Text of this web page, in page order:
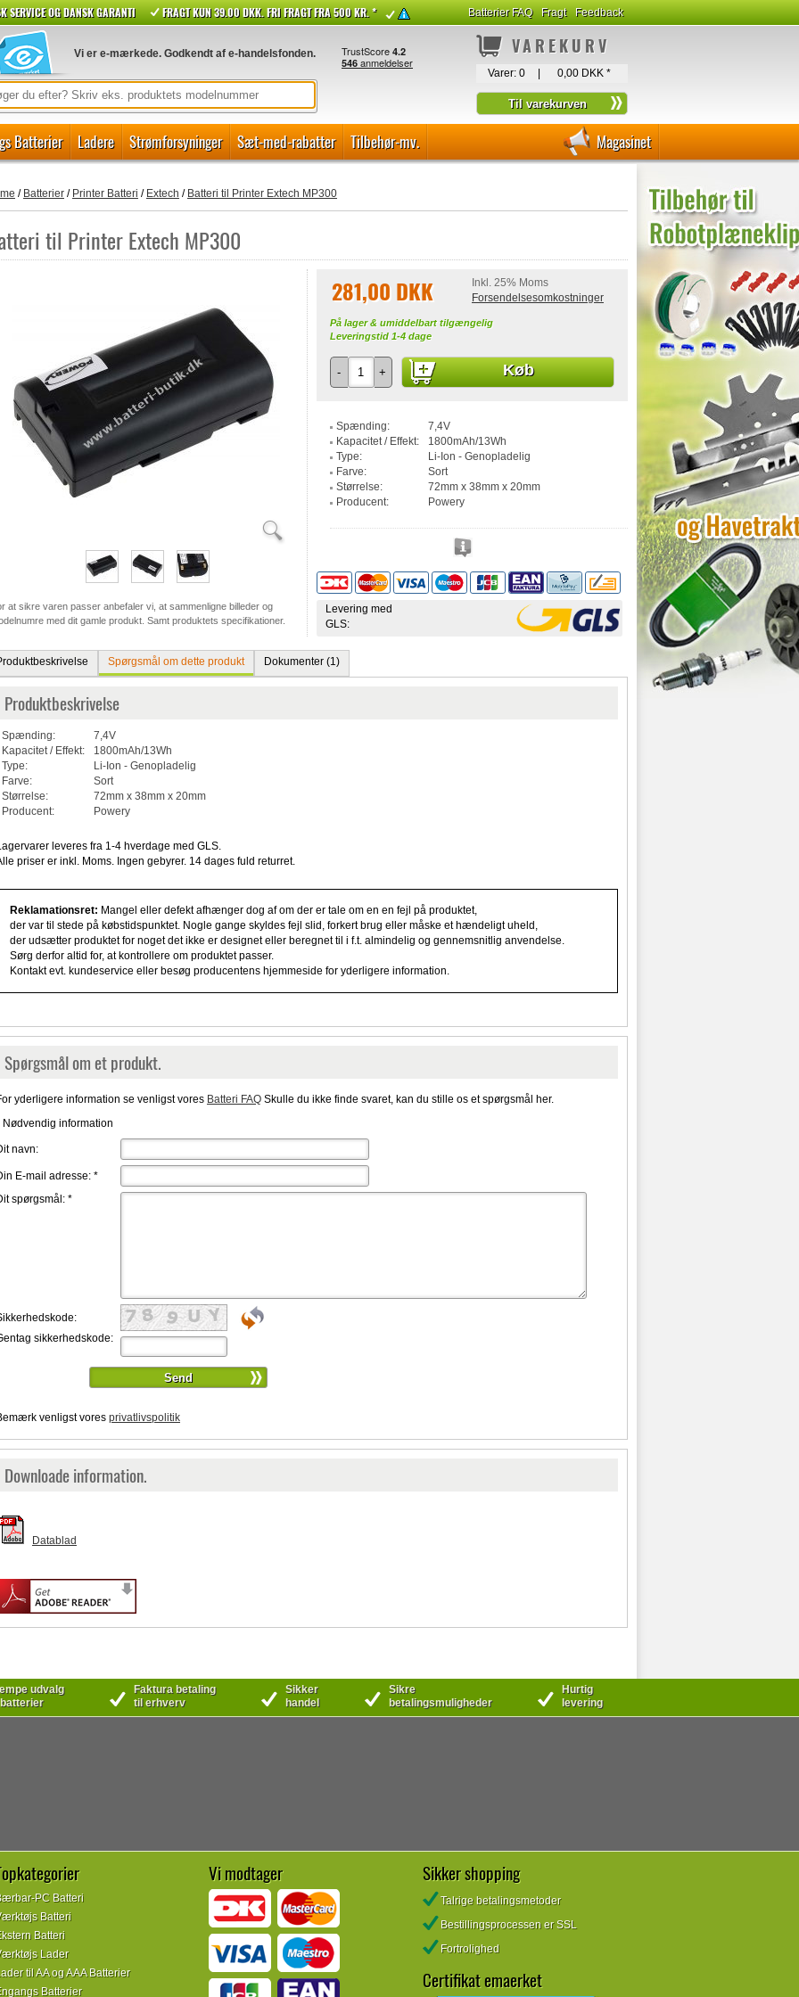
SERVICE OG DANSK GARANTI FRAGT KUN 39.00 DKK. FRI FRAGT FRA 500 KR. * Batterier FAQ Fragt Feedback
Vi er e-mærkede. Godkendt af e-handelsfonden. VAREKURV
Varer: 0 0,00 DKK *
Batterier Ladere Strømforsyninger Sæt-med-rabatter Tilbehør-mv. Magasinet
/ Batterier/ Printer Batteri / Extech / Batteri til Printer Extech MP300
til Printer Extech MP300
at sikre varen passer anbefaler vi, at sammenligne billeder og
med dit gamle produkt. Samt produktets specifikationer.
281,00 DKK
Inkl. 25% Moms
Forsendelsesomkostninger
På lager & umiddelbart tilgængelig
Leveringstid 1-4 dage
- + Køb
Spænding:
7,4V
Kapacitet / Effekt:
1800mAh/13Wh
Type:
Li-Ion - Genopladelig
Farve:
Sort
Størrelse:
72mm x 38mm x 20mm
Producent:
Powery
Levering med
GLS:
Spørgsmål om dette produkt Dokumenter (1)
Produktbeskrivelse
Spænding:
7,4V
Kapacitet / Effekt:
1800mAh/13Wh
Type:
Li-Ion - Genopladelig
Farve:
Sort
Størrelse:
72mm x 38mm x 20mm
Producent:
Powery
leveres fra 1-4 hverdage med GLS.
priser er inkl. Moms. Ingen gebyrer. 14 dages fuld returret.
Reklamationsret: Mangel eller defekt afhænger dog af om der er tale om en en fejl på produktet,
der var til stede på købstidspunktet. Nogle gange skyldes fejl slid, forkert brug eller måske et hændeligt uheld,
der udsætter produktet for noget det ikke er designet eller beregnet til i f.t. almindelig og gennemsnitlig anvendelse.
Sørg derfor altid for, at kontrollere om produktet passer.
Kontakt evt. kundeservice eller besøg producentens hjemmeside for yderligere information.
Spørgsmål om et produkt.
yderligere information se venligst vores Batteri FAQSkulle du ikke finde svaret, kan du stille os et spørgsmål her.
Nødvendig information
navn:
E-mail adresse: *
spørgsmål: *
sikkerhedskode:
venligst vores privatlivspolitik
Downloade information.
Datablad
udvalg
Faktura betaling
til erhverv
Sikker
handel
Sikre
betalingsmuligheder
Hurtig
levering
PC Batteri
Batteri
Batteri
Lader
til AA og AAA Batterier
Batterier
Vi modtager Sikker shopping
Talrige betalingsmetoder
Bestillingsprocessen er SSL
Fortrolighed
Certifikat emaerket